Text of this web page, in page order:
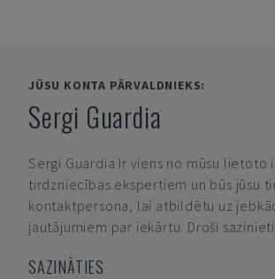
JŪSU KONTA PĀRVALDNIEKS:
Sergi Guardia
Sergi Guardia Ir viens no mūsu lietoto
tirdzniecības ekspertiem un būs jūsu
kontaktpersona, lai atbildētu uz
jautājumiem par iekārtu. Droši
SAZINĀTIES